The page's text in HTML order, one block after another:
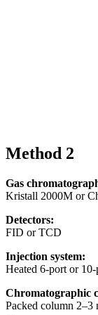
Method 2
Gas
Kristall 2000M or
Detectors:
FID or TCD
Injection system:
Heated 6-port or
Chromatographic
Packed column 2–3